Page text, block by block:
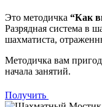
Это методичка “Как
Разрядная система в
шахматиста,
Методичка вам
начала занятий.
Получить